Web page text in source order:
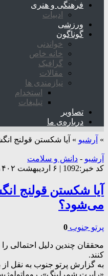
فرهنگی و هنری
ادبیات
ورزشی
گوناگون
خواندنی
خانه خاص
گرافیک
مقالات
نیازمندی ها
استخدام
تبلیغات
تصاویر
درباره‌ی ما
» آرشیو » آیا شکستن قولنج
آرشیو - دانش و سلامت
کد خبر:1092 | ۶ اردیبهشت ۱۴۰۲ ساعت ۱۲:۰۱
آیا شکستن قولنج
می‌شود؟
پرتو جنوب 0
محققان چندین دلیل احتمالی
کنند.
به گزارش پرتو جنوب به نقل از
«رابرت شمرلینگ»،